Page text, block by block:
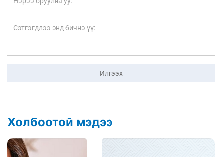
Илгээх
Холбоотой мэдээ